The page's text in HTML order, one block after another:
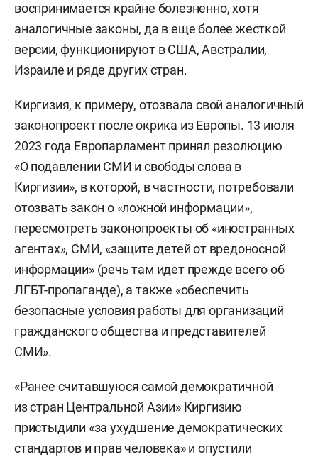
воспринимается крайне болезненно, хотя
аналогичные законы, да в еще более жесткой
версии, функционируют в США, Австралии,
Израиле и ряде других стран.
Киргизия, к примеру, отозвала свой аналогичный
законопроект после окрика из Европы. 13 июля
2023 года Европарламент принял резолюцию
«О подавлении СМИ и свободы слова в
Киргизии», в которой, в частности, потребовали
отозвать закон о «ложной информации»,
пересмотреть законопроекты об «иностранных
агентах», СМИ, «защите детей от вредоносной
информации» (речь там идет прежде всего об
ЛГБТ-пропаганде), а также «обеспечить
безопасные условия работы для организаций
гражданского общества и представителей
СМИ».
«Ранее считавшуюся самой демократичной
из стран Центральной Азии» Киргизию
пристыдили «за ухудшение демократических
стандартов и прав человека» и опустили